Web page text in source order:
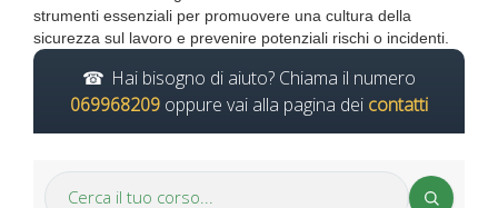
strumenti essenziali per promuovere una cultura della
sicurezza sul lavoro e prevenire potenziali rischi o incidenti.
Hai bisogno di aiuto? Chiama il numero
069968209 oppure vai alla pagina dei contatti